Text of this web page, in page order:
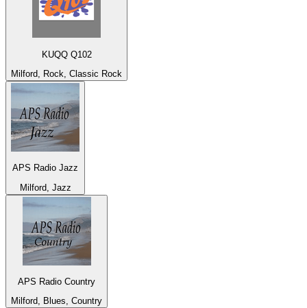
KUQQ Q102
Milford, Rock, Classic Rock
APS Radio Jazz
Milford, Jazz
APS Radio Country
Milford, Blues, Country